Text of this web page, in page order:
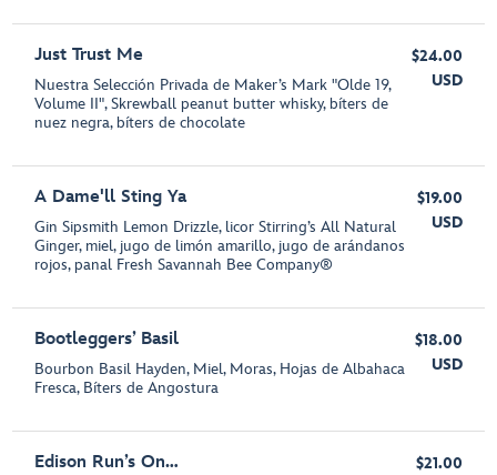
Just Trust Me
Nuestra Selección Privada de Maker’s Mark "Olde 19,
Volume II", Skrewball peanut butter whisky, bíters de
nuez negra, bíters de chocolate
$24.00
USD
A Dame'll Sting Ya
Gin Sipsmith Lemon Drizzle, licor Stirring’s All Natural
Ginger, miel, jugo de limón amarillo, jugo de arándanos
rojos, panal Fresh Savannah Bee Company®
$19.00
USD
Bootleggers’ Basil
Bourbon Basil Hayden, Miel, Moras, Hojas de Albahaca
Fresca, Bíters de Angostura
$18.00
USD
Edison Run’s On…
$21.00